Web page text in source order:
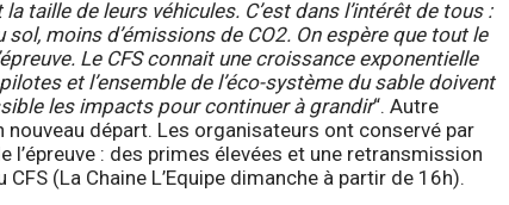
taille de leurs véhicules. C’est dans l’intérêt de tous :
moins d’émissions de CO2. On espère que tout le
Le CFS connait une croissance exponentielle
et l’ensemble de l’éco-système du sable doivent
les impacts pour continuer à grandir“. Autre
nouveau départ. Les organisateurs ont conservé par
: des primes élevées et une retransmission
(La Chaine L’Equipe dimanche à partir de 16h).